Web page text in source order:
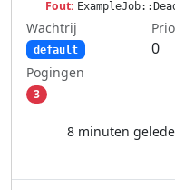
Fout:
Wachtrij
default 0
Pogingen
3
8 minuten